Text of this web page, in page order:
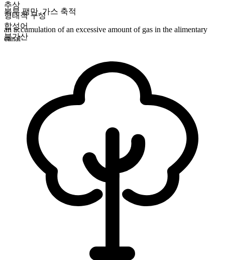
추상
형태적 구성
합성어
불가산
복부 팽만,가스 축적
an accumulation of an excessive amount of gas in the alimentary
canal